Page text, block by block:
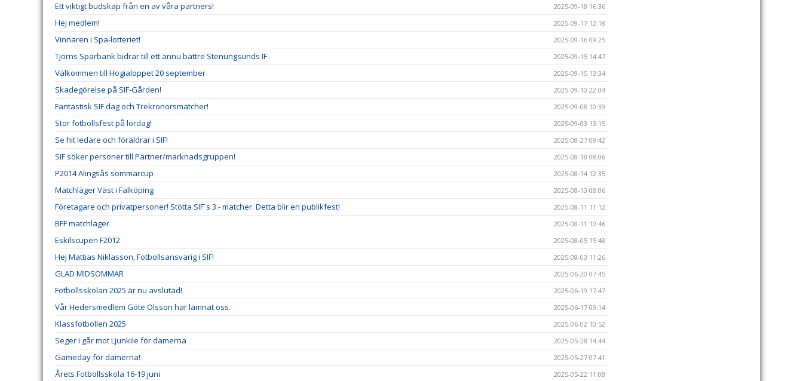
Ett viktigt budskap från en av våra partners! 2025-09-18 16:36
Hej medlem! 2025-09-17 12:18
Vinnaren i Spa-lotteriet! 2025-09-16 09:25
Tjörns Sparbank bidrar till ett ännu bättre Stenungsunds IF 2025-09-15 14:47
Välkommen till Hogialoppet 20 september 2025-09-15 13:34
Skadegörelse på SIF-Gården! 2025-09-10 22:04
Fantastisk SIF dag och Trekronorsmatcher! 2025-09-08 10:39
Stor fotbollsfest på lördag! 2025-09-03 13:15
Se hit ledare och föräldrar i SIF! 2025-08-27 09:42
SIF söker personer till Partner/marknadsgruppen! 2025-08-18 08:06
P2014 Alingsås sommarcup 2025-08-14 12:35
Matchläger Väst i Falköping 2025-08-13 08:06
Företagare och privatpersoner! Stötta SIF´s 3:- matcher. Detta blir en publikfest! 2025-08-11 11:12
BFF matchläger 2025-08-11 10:46
Eskilscupen F2012 2025-08-05 15:48
Hej Mattias Niklasson, Fotbollsansvarig i SIF! 2025-08-03 11:26
GLAD MIDSOMMAR 2025-06-20 07:45
Fotbollsskolan 2025 är nu avslutad! 2025-06-19 17:47
Vår Hedersmedlem Göte Olsson har lämnat oss. 2025-06-17 09:14
Klassfotbollen 2025 2025-06-02 10:52
Seger i går mot Ljunkile för damerna 2025-05-28 14:44
Gameday för damerna! 2025-05-27 07:41
Årets Fotbollsskola 16-19 juni 2025-05-22 11:08